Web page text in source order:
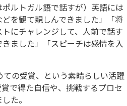
ルトガル語で話すが）英語には
を観て親しんできました」「将
にチャレンジして、人前で話す
ました」「スピーチは感情を入
の受賞、という素晴らしい活躍
で得た自信や、挑戦するプロセ
た。